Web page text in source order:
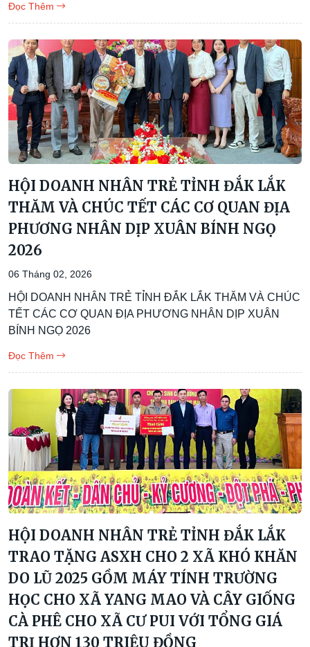
Đọc Thêm
HỘI DOANH NHÂN TRẺ TỈNH ĐẮK LẮK
THĂM VÀ CHÚC TẾT CÁC CƠ QUAN ĐỊA
PHƯƠNG NHÂN DỊP XUÂN BÍNH NGỌ
2026
06 Tháng 02, 2026
HỘI DOANH NHÂN TRẺ TỈNH ĐẮK LẮK THĂM VÀ CHÚC
TẾT CÁC CƠ QUAN ĐỊA PHƯƠNG NHÂN DỊP XUÂN
BÍNH NGỌ 2026
Đọc Thêm
HỘI DOANH NHÂN TRẺ TỈNH ĐẮK LẮK
TRAO TẶNG ASXH CHO 2 XÃ KHÓ KHĂN
DO LŨ 2025 GỒM MÁY TÍNH TRƯỜNG
HỌC CHO XÃ YANG MAO VÀ CÂY GIỐNG
CÀ PHÊ CHO XÃ CƯ PUI VỚI TỔNG GIÁ
TRỊ HƠN 130 TRIỆU ĐỒNG